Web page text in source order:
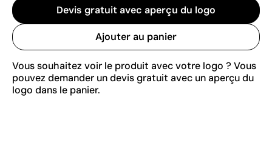
Devis gratuit avec aperçu du logo
Ajouter au panier
Vous souhaitez voir le produit avec votre logo ? Vous
pouvez demander un devis gratuit avec un aperçu du
logo dans le panier.